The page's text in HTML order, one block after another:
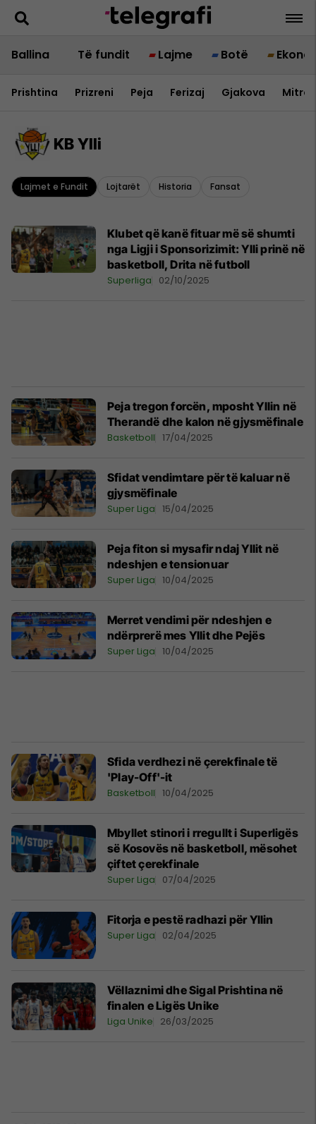
Ballina Të fundit Lajme Botë
Prishtina Prizreni Peja Ferizaj Gjakova
KB Ylli
Lajmet e Fundit Lojtarët Historia Fansat
Klubet që kanë fituar më së shumti
nga Ligji i Sponsorizimit: Ylli prinë në
basketboll, Drita në futboll
Superliga 02/10/2025
Peja tregon forcën, mposht Yllin në
Therandë dhe kalon në gjysmëfinale
Basketboll 17/04/2025
Sfidat vendimtare për të kaluar në
gjysmëfinale
Super Liga 15/04/2025
Peja fiton si mysafir ndaj Yllit në
ndeshjen e tensionuar
Super Liga 10/04/2025
Merret vendimi për ndeshjen e
ndërprerë mes Yllit dhe Pejës
Super Liga 10/04/2025
Sfida verdhezi në çerekfinale të
'Play-Off'-it
Basketboll 10/04/2025
Mbyllet stinori i rregullt i Superligës
së Kosovës në basketboll, mësohet
çiftet çerekfinale
Super Liga 07/04/2025
Fitorja e pestë radhazi për Yllin
Super Liga 02/04/2025
Vëllaznimi dhe Sigal Prishtina në
finalen e Ligës Unike
Liga Unike 26/03/2025